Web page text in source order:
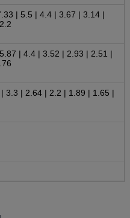
| 5.5 | 4.4 | 3.67 | 3.14 |
| 4.4 | 3.52 | 2.93 | 2.51 |
3.3 | 2.64 | 2.2 | 1.89 | 1.65 |